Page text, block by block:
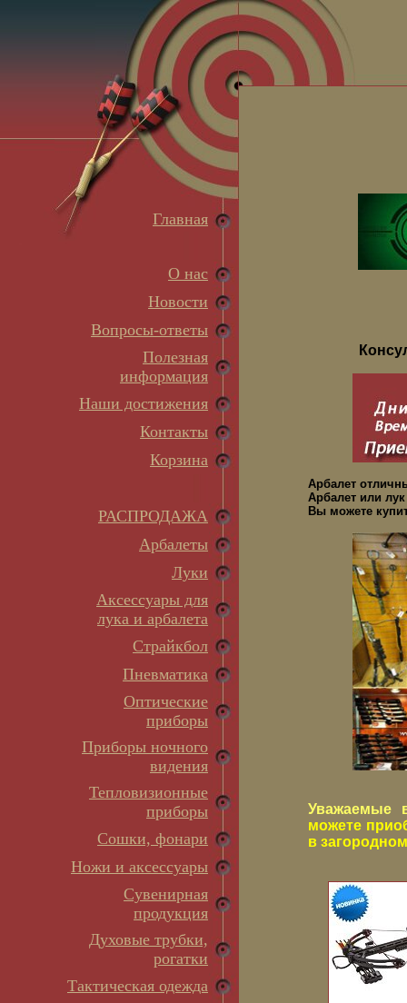
Главная
О нас
Новости
Вопросы-ответы
Полезная
информация
Наши достижения
Контакты
Корзина
РАСПРОДАЖА
Арбалеты
Луки
Аксессуары для
лука и арбалета
Страйкбол
Пневматика
Оптические
приборы
Приборы ночного
видения
Тепловизионные
приборы
Сошки, фонари
Ножи и аксессуары
Сувенирная
продукция
Духовые трубки,
рогатки
Тактическая одежда
Арбалет
Арбалет или
Вы можете
Уважаемые
можете
в